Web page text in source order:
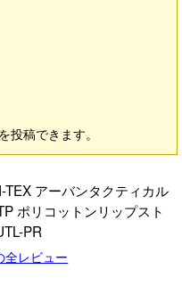
稿できます。
TEX アーバンタクティカル
ポリコットンリップスト
PR
全レビュー